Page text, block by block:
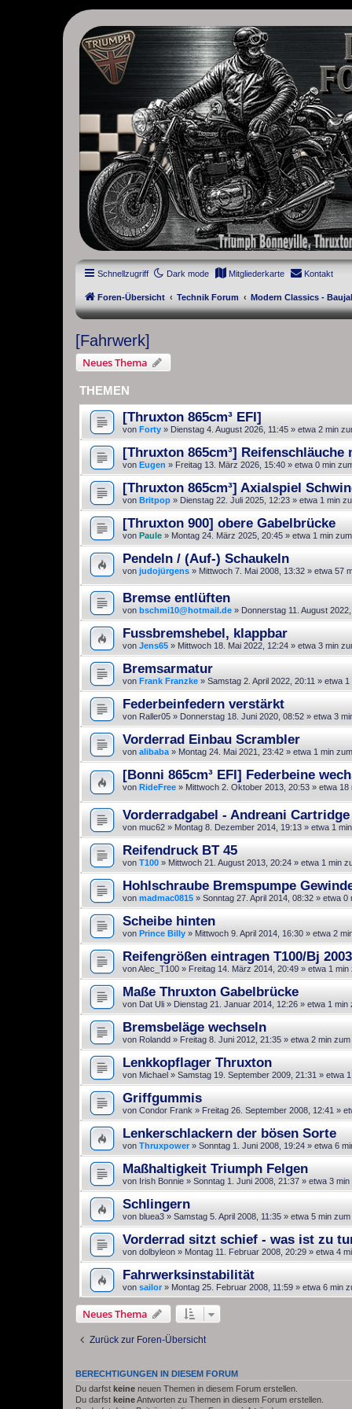
thruxton-forum.de
DAS FORUM! Alles rund um die Triumph Modern Classic
Street Cup, America und Speedmaster.
Schnellzugriff Dark mode Mitgliederkarte Kontakt
Foren-Übersicht Technik Forum Modern Classics -
[Fahrwerk]
Neues Thema
THEMEN
[Thruxton 865cm³ EFI]
von Forty » Dienstag 4. August 2026, 11:45 » etwa 2 min
[Thruxton 865cm³] Reifenschläuche
von Eugen » Freitag 13. März 2026, 15:40 » etwa 0 min
[Thruxton 865cm³] Axialspiel
von Britpop » Dienstag 22. Juli 2025, 12:23 » etwa 1 min
[Thruxton 900] obere Gabelbrücke
von Paule » Montag 24. März 2025, 20:45 » etwa 1 min
Pendeln / (Auf-) Schaukeln
von judojürgens » Mittwoch 7. Mai 2008, 13:32 » etwa 57
Bremse entlüften
von bschmi10@hotmail.de » Donnerstag 11. August
Fussbremshebel, klappbar
von Jens65 » Mittwoch 18. Mai 2022, 12:24 » etwa 3 min
Bremsarmatur
von Frank Franzke » Samstag 2. April 2022, 20:11 » etwa 1
Federbeinfedern verstärkt
von Raller05 » Donnerstag 18. Juni 2020, 08:52 » etwa 3
Vorderrad Einbau Scrambler
von alibaba » Montag 24. Mai 2021, 23:42 » etwa 1 min
[Bonni 865cm³ EFI] Federbeine
von RideFree » Mittwoch 2. Oktober 2013, 20:53 » etwa 18
Vorderradgabel - Andreani
von muc62 » Montag 8. Dezember 2014, 19:13 » etwa 1
Reifendruck BT 45
von T100 » Mittwoch 21. August 2013, 20:24 » etwa 1 min
Hohlschraube Bremspumpe
von madmac0815 » Sonntag 27. April 2014, 08:32 » etwa 0
Scheibe hinten
von Prince Billy » Mittwoch 9. April 2014, 16:30 » etwa 2
Reifengrößen eintragen T100/Bj 2003
vonAlec_T100 » Freitag 14. März 2014, 20:49 » etwa 1 min
Maße Thruxton Gabelbrücke
von Dat Uli » Dienstag 21. Januar 2014, 12:26 » etwa 1 min
Bremsbeläge wechseln
von Rolandd » Freitag 8. Juni 2012, 21:35 » etwa 2 min
Lenkkopflager Thruxton
von Michael » Samstag 19. September 2009, 21:31 » etwa
Griffgummis
von Condor Frank » Freitag 26. September 2008, 12:41 »
Lenkerschlackern der bösen Sorte
von Thruxpower» Sonntag 1. Juni 2008, 19:24 » etwa 6
Maßhaltigkeit Triumph Felgen
von Irish Bonnie » Sonntag 1. Juni 2008, 21:37 » etwa 3
Schlingern
von bluea3 » Samstag 5. April 2008, 11:35 » etwa 5 min
Vorderrad sitzt schief - was ist zu
von dolbyleon » Montag 11. Februar 2008, 20:29 » etwa 4
Fahrwerksinstabilität
von sailor» Montag 25. Februar 2008, 11:59 » etwa 6 min
Neues Thema
Zurück zur Foren-Übersicht
BERECHTIGUNGEN IN DIESEM FORUM
Du darfst keine neuen Themen in diesem Forum erstellen.
Du darfst keineAntworten zu Themen in diesem Forum erstellen.